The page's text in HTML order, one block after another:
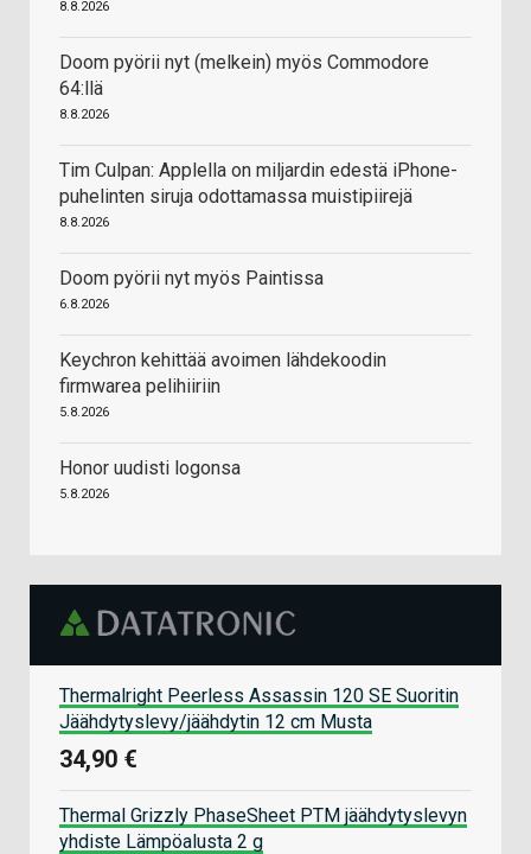
8.8.2026
Doom pyörii nyt (melkein) myös Commodore
64:llä
8.8.2026
Tim Culpan: Applella on miljardin edestä iPhone-
puhelinten siruja odottamassa muistipiirejä
8.8.2026
Doom pyörii nyt myös Paintissa
6.8.2026
Keychron kehittää avoimen lähdekoodin
firmwarea pelihiiriin
5.8.2026
Honor uudisti logonsa
5.8.2026
Thermalright Peerless Assassin 120 SE Suoritin
Jäähdytyslevy/jäähdytin 12 cm Musta
34,90 €
Thermal Grizzly PhaseSheet PTM jäähdytyslevyn
yhdiste Lämpöalusta 2 g